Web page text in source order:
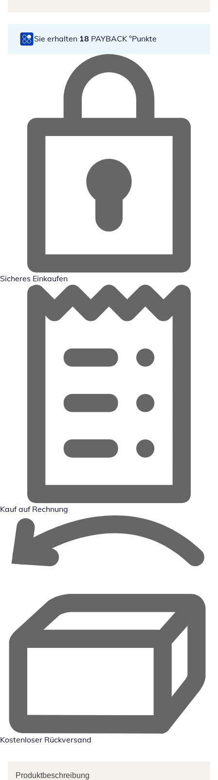
Sie erhalten 18 PAYBACK °Punkte
Sicheres Einkaufen
Kauf auf Rechnung
Kostenloser Rückversand
Produktbeschreibung